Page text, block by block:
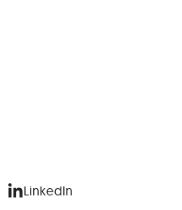
LinkedIn